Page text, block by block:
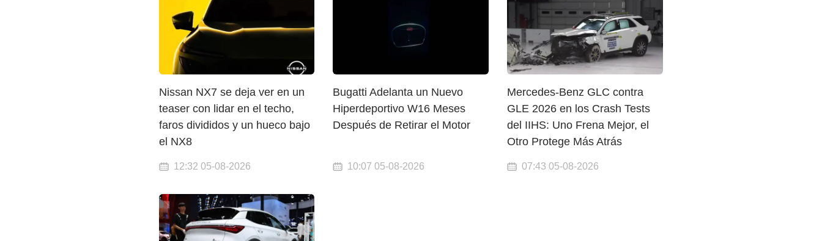
Nissan NX7 se deja ver en un
teaser con lidar en el techo,
faros divididos y un hueco bajo
el NX8
12:32 05-08-2026
Bugatti Adelanta un Nuevo
Hiperdeportivo W16 Meses
Después de Retirar el Motor
10:07 05-08-2026
Mercedes-Benz GLC contra
GLE 2026 en los Crash Tests
del IIHS: Uno Frena Mejor, el
Otro Protege Más Atrás
07:43 05-08-2026